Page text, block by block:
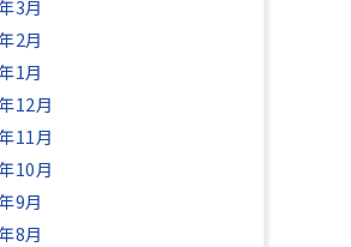
3月
2月
1月
12月
11月
10月
9月
8月